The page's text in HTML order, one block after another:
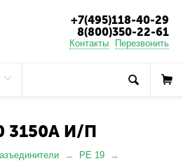
+7(495)118-40-29
8(800)350-22-61
Контакты Перезвонить
3150А И/П
РЕ 19